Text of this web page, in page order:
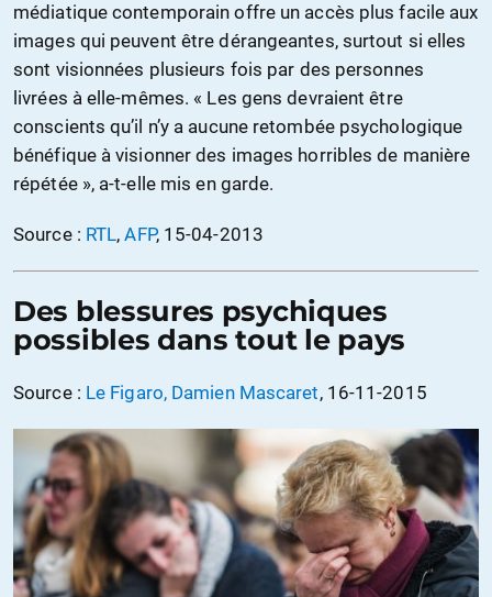
médiatique contemporain offre un accès plus facile aux
images qui peuvent être dérangeantes, surtout si elles
sont visionnées plusieurs fois par des personnes
livrées à elle-mêmes. « Les gens devraient être
conscients qu’il n’y a aucune retombée psychologique
bénéfique à visionner des images horribles de manière
répétée », a-t-elle mis en garde.
Source : RTL,AFP, 15-04-2013
Des blessures psychiques
possibles dans tout le pays
Source : Le Figaro, Damien Mascaret, 16-11-2015